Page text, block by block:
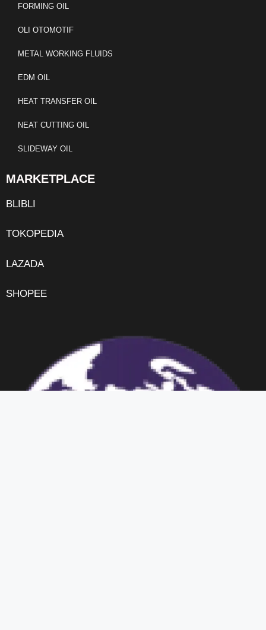
FORMING OIL
OLI OTOMOTIF
METAL WORKING FLUIDS
EDM OIL
HEAT TRANSFER OIL
NEAT CUTTING OIL
SLIDEWAY OIL
MARKETPLACE
BLIBLI
TOKOPEDIA
LAZADA
SHOPEE